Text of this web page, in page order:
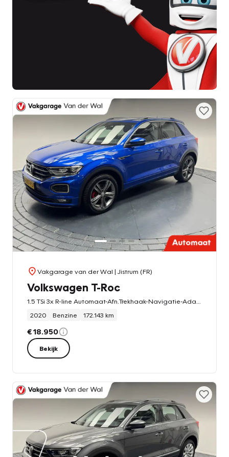
Vakgarage van der Wal | Jistrum (FR)
Volkswagen T-Roc
2020
Benzine 172.143 km
€ 18.950
Bekijk